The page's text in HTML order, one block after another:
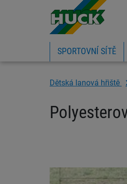
SPORTOVNÍ SÍTĚ
Dětská lanová hřiště